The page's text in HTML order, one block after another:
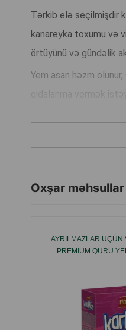
Tərkib elə seçilmişdir
kanareyka toxumu və
örtüyünü və gündəlik
Yem asan həzm
qidalanma vermək
Oxşar məhsullar
AYRILMAZLAR ÜÇÜN
PREMIUM QURU